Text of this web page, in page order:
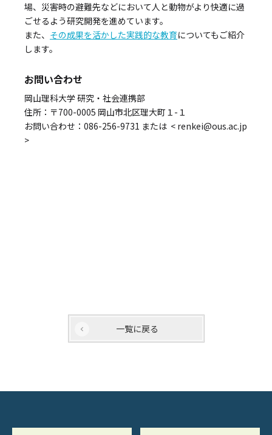
場、災害時の避難先などにおいて人と動物がより快適に過
ごせるよう研究開発を進めています。
また、 その成果を活かした実践的な教育についてもご紹介
します。
お問い合わせ
岡山理科大学 研究・社会連携部
住所：〒700-0005 岡山市北区理大町１-１
お問い合わせ：086-256-9731 または < renkei@ous.ac.jp
>
一覧に戻る